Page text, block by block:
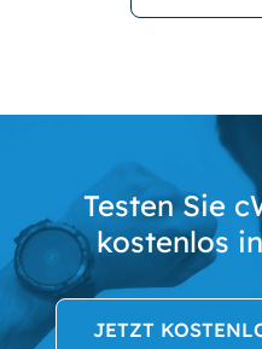
Testen Sie
kostenlos
JETZT